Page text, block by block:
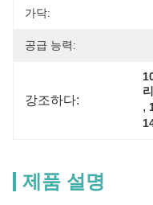
가닥:
공급 능력:
강조하다:
리
,
제품 설명